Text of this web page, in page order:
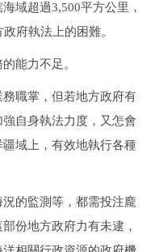
域超過3,500平方公里，
府執法上的困難。
能力不足。
職掌，但若地方政府有
自身執法力度，又怎會
域上，有效地執行各種
的監測等，都需投注龐
份地方政府力有未逮，